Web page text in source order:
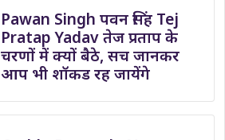
Pawan Singh पवन सिंह Tej
Pratap Yadav तेज प्रताप के
चरणों में क्यों बैठे, सच जानकर
आप भी शॉकड रह जायेंगे